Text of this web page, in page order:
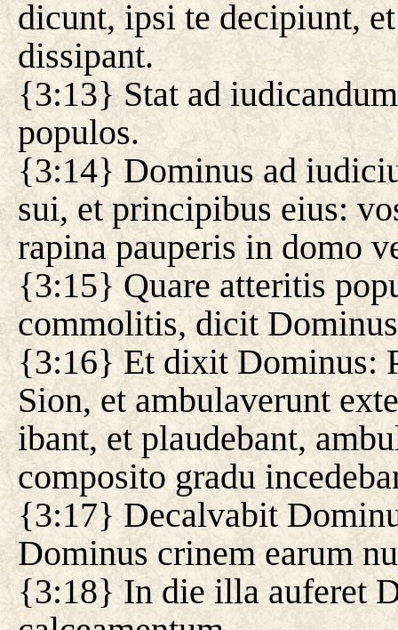
dicunt, ipsi te decipiunt,
dissipant.
{3:13} Stat ad
populos.
{3:14} Dominus ad
sui, et principibus eius:
rapina pauperis in domo
{3:15} Quare atteritis
commolitis, dicit
{3:16} Et dixit Dominus:
Sion, et ambulaverunt
ibant, et plaudebant,
composito gradu
{3:17} Decalvabit
Dominus crinem earum
{3:18} In die illa auferet